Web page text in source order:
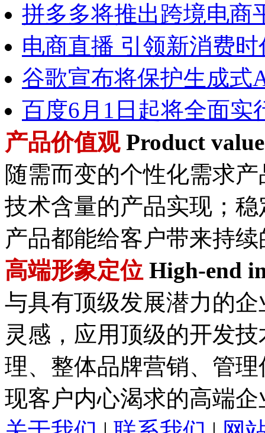
拼多多将推出跨境电商
电商直播 引领新消费时
谷歌宣布将保护生成式
百度6月1日起将全面实
产品价值观Product
随需而变的个性化需求
技术含量的产品实现；
产品都能给客户带来持
高端形象定位 High-end
与具有顶级发展潜力的
灵感，应用顶级的开发
理、整体品牌营销、管
现客户内心渴求的高端